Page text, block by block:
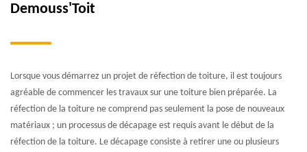
Demouss'Toit
Lorsque vous démarrez un projet de réfection de toiture, il est toujours
agréable de commencer les travaux sur une toiture bien préparée. La
réfection de la toiture ne comprend pas seulement la pose de nouveaux
matériaux ; un processus de décapage est requis avant le début de la
réfection de la toiture. Le décapage consiste à retirer une ou plusieurs